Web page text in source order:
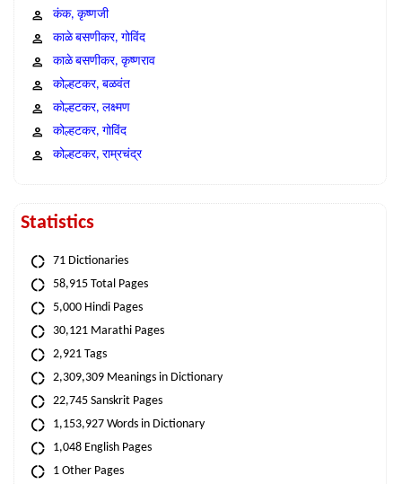
कंक, कृष्णजी
काळे बसणीकर, गोविंद
काळे बसणीकर, कृष्णराव
कोल्हटकर, बळवंत
कोल्हटकर, लक्ष्मण
कोल्हटकर, गोविंद
कोल्हटकर, राम्रचंद्र
Statistics
71 Dictionaries
58,915 Total Pages
5,000 Hindi Pages
30,121 Marathi Pages
2,921 Tags
2,309,309 Meanings in Dictionary
22,745 Sanskrit Pages
1,153,927 Words in Dictionary
1,048 English Pages
1 Other Pages